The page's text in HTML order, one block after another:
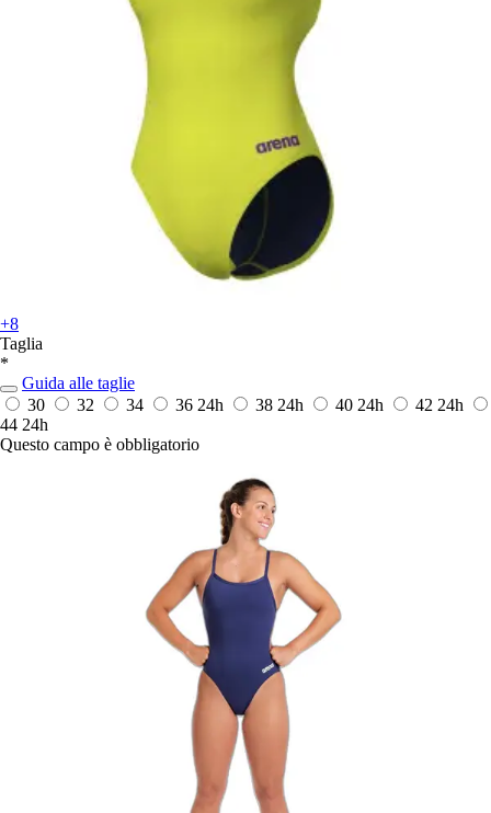
+8
Taglia
*
Guida alle taglie
30
32 34 36 24h 38 24h 40 24h 42 24h
44 24h
Questo campo è obbligatorio